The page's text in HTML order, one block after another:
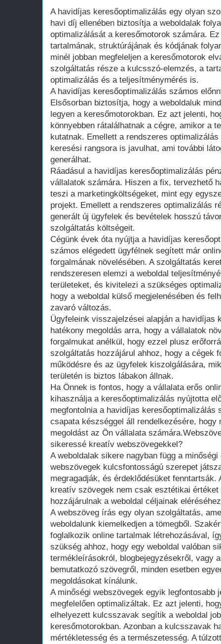
A havidíjas keresőoptimalizálás egy olyan
havi díj ellenében biztosítja a weboldalak
optimalizálását a keresőmotorok számára.
tartalmának, struktúrájának és kódjának
minél jobban megfeleljen a keresőmotorok
szolgáltatás része a kulcsszó-elemzés, a
optimalizálás és a teljesítménymérés is.
A havidíjas keresőoptimalizálás számos
Elsősorban biztosítja, hogy a weboldaluk
legyen a keresőmotorokban. Ez azt jelenti,
könnyebben rátalálhatnak a cégre, amikor a
kutatnak. Emellett a rendszeres
keresési rangsora is javulhat, ami további
generálhat.
Ráadásul a havidíjas keresőoptimalizálás
vállalatok számára. Hiszen a fix, tervezhető
teszi a marketingköltségeket, mint egy
projekt. Emellett a rendszeres optimalizálás
generált új ügyfelek és bevételek hosszú
szolgáltatás költségeit.
Cégünk évek óta nyújtja a havidíjas
számos elégedett ügyfélnek segített már
forgalmának növelésében. A szolgáltatás
rendszeresen elemzi a weboldal
területeket, és kivitelezi a szükséges
hogy a weboldal külső megjelenésében és
zavaró változás.
Ügyfeleink visszajelzései alapján a havidíjas
hatékony megoldás arra, hogy a vállalatok
forgalmukat anélkül, hogy ezzel plusz
szolgáltatás hozzájárul ahhoz, hogy a cégek
működésre és az ügyfelek kiszolgálására,
területén is biztos lábakon állnak.
Ha Önnek is fontos, hogy a vállalata erős
kihasználja a keresőoptimalizálás nyújtotta
megfontolnia a havidíjas keresőoptimalizálás
csapata készséggel áll rendelkezésére, hogy
megoldást az Ön vállalata
sikeressé kreatív webszövegekkel?
A weboldalak sikere nagyban függ a
webszövegek kulcsfontosságú szerepet
megragadják, és érdeklődésüket
kreatív szövegek nem csak esztétikai
hozzájárulnak a weboldal céljainak
A webszöveg írás egy olyan szolgáltatás,
weboldalunk kiemelkedjen a tömegből.
foglalkozik online tartalmak létrehozásával,
szükség ahhoz, hogy egy weboldal valóban
termékleírásokról, blogbejegyzésekről, vagy
bemutatkozó szövegről, minden esetben
megoldásokat kínálunk.
A minőségi webszövegek egyik legfontosabb
megfelelően optimalizáltak. Ez azt jelenti,
elhelyezett kulcsszavak segítik a weboldal
keresőmotorokban. Azonban a kulcsszavak
mértékletesség és a természetesség. A